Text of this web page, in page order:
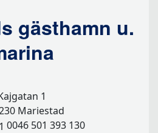
gästhamn u.
1
Mariestad
0046 501 393 130